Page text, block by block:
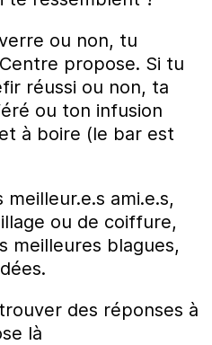
ou non, tu
propose. Si tu
réussi ou non, ta
ou ton infusion
à boire (le bar est
ami.e.s,
ou de coiffure,
meilleures blagues,
des réponses à
là